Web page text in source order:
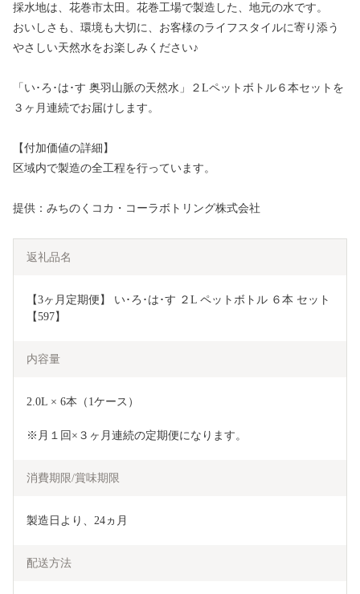
採水地は、花巻市太田。花巻工場で製造した、地元の水です。
おいしさも、環境も大切に、お客様のライフスタイルに寄り添う
やさしい天然水をお楽しみください♪
「い･ろ･は･す 奥羽山脈の天然水」２Lペットボトル６本セットを
３ヶ月連続でお届けします。
【付加価値の詳細】
区域内で製造の全工程を行っています。
提供：みちのくコカ・コーラボトリング株式会社
返礼品名
【3ヶ月定期便】 い･ろ･は･す ２L ペットボトル ６本 セット
【597】
内容量
2.0L × 6本（1ケース）
※月１回×３ヶ月連続の定期便になります。
消費期限/賞味期限
製造日より、24ヵ月
配送方法